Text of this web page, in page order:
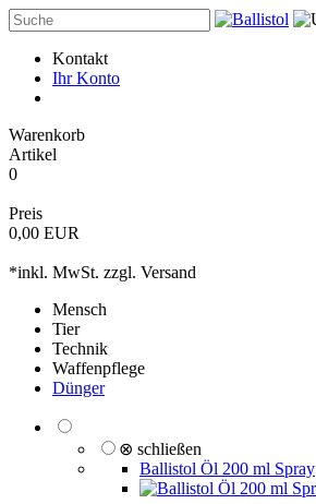
Kontakt
Ihr Konto
Warenkorb
Artikel
0
Preis
0,00 EUR
*inkl. MwSt. zzgl. Versand
Mensch
Tier
Technik
Waffenpflege
Dünger
⊗ schließen
Ballistol Öl 200 ml Spray